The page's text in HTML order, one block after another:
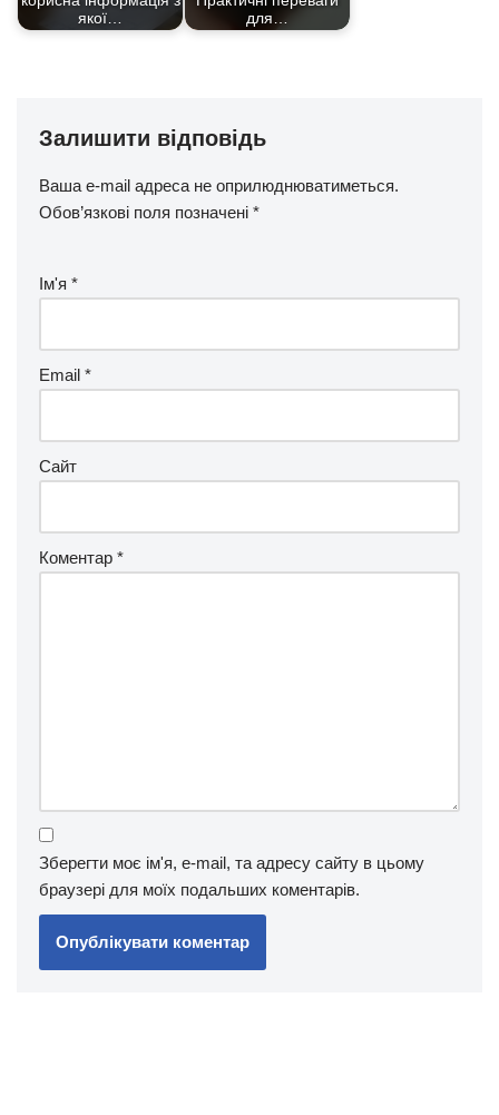
якої…
для…
Залишити відповідь
Ваша e-mail адреса не оприлюднюватиметься.
Обов’язкові поля позначені *
Ім'я *
Email *
Сайт
Коментар *
Зберегти моє ім'я, e-mail, та адресу сайту в цьому
браузері для моїх подальших коментарів.